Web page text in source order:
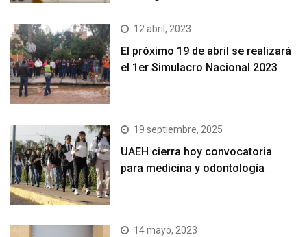
12 abril, 2023
El próximo 19 de abril se realizará
el 1er Simulacro Nacional 2023
19 septiembre, 2025
UAEH cierra hoy convocatoria
para medicina y odontología
14 mayo, 2023